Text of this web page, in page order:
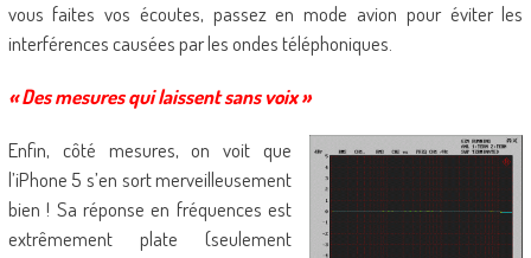
vous faites vos écoutes, passez en mode avion pour éviter les
interférences causées par les ondes téléphoniques.
« Des mesures qui laissent sans voix »
Enfin, côté mesures, on voit que
l’iPhone 5 s’en sort merveilleusement
bien ! Sa réponse en fréquences est
extrêmement plate (seulement